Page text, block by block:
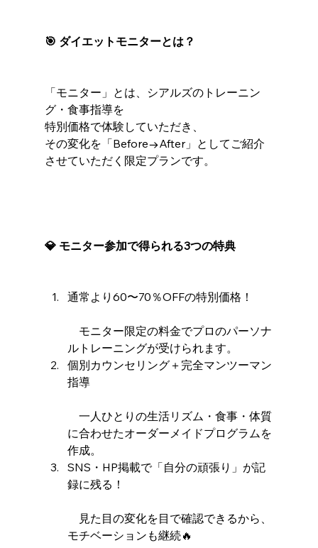
🎯 ダイエットモニターとは？
「モニター」とは、シアルズのトレーニン
グ・食事指導を
特別価格で体験していただき、
その変化を「Before→After」としてご紹介
させていただく限定プランです。
💎 モニター参加で得られる3つの特典
通常より60〜70％OFFの特別価格！
モニター限定の料金でプロのパーソナ
ルトレーニングが受けられます。
個別カウンセリング＋完全マンツーマン
指導
一人ひとりの生活リズム・食事・体質
に合わせたオーダーメイドプログラムを
作成。
SNS・HP掲載で「自分の頑張り」が記
録に残る！
見た目の変化を目で確認できるから、
モチベーションも継続🔥